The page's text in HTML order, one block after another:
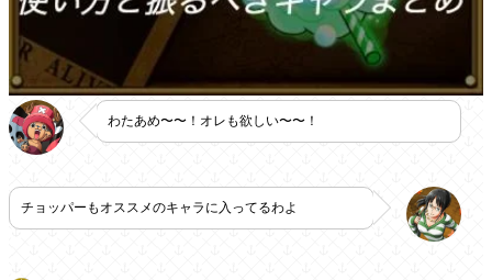
わたあめ〜〜！オレも欲しい〜〜！
チョッパーもオススメのキャラに入ってるわよ